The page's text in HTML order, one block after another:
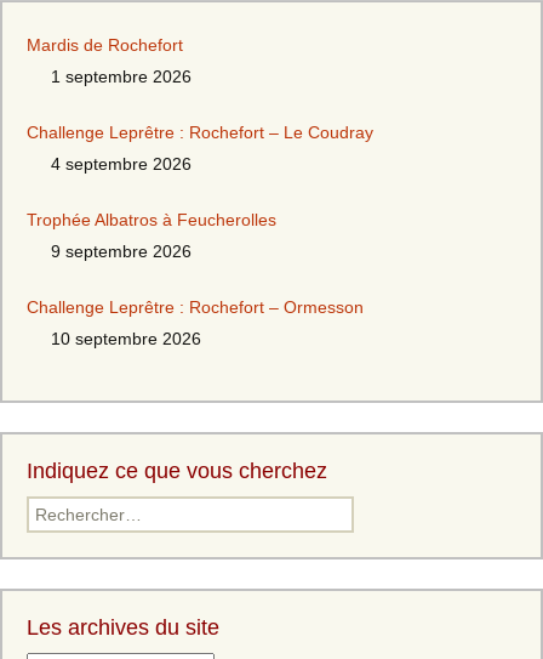
Mardis de Rochefort
1 septembre 2026
Challenge Leprêtre : Rochefort – Le Coudray
4 septembre 2026
Trophée Albatros à Feucherolles
9 septembre 2026
Challenge Leprêtre : Rochefort – Ormesson
10 septembre 2026
Indiquez ce que vous cherchez
Les archives du site